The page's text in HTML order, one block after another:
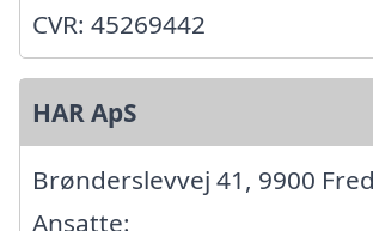
CVR: 45269442
HAR ApS
Brønderslevvej 41, 9900
Ansatte: